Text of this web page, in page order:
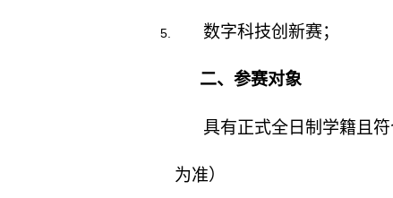
数字科技创新赛；
二、参赛对象
具有正式全日制学籍且
为准）